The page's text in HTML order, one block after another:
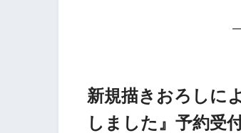
新規描きおろしに
しました』予約受